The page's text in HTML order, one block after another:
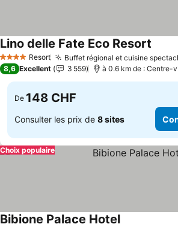
4 Étoiles Resort Buffet régional et cuisine
Lino delle Fate Eco Resort
8,6 Excellent 3 559 à 0.6 km de : Centre-
De 148 CHF
Consulter les prix de 8 sites
Choix populaire
Bibione Palace Hotel